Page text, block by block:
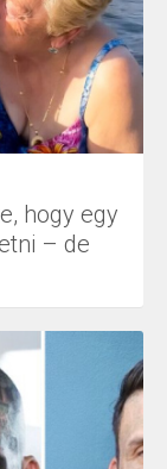
hogy egy
– de